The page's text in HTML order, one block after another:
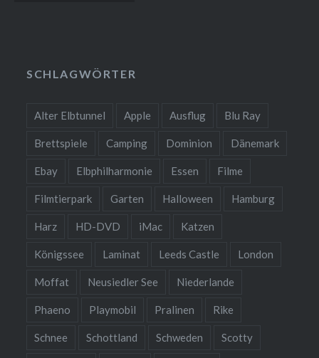
SCHLAGWÖRTER
Alter Elbtunnel Apple Ausflug Blu Ray
Brettspiele Camping Dominion Dänemark
Ebay Elbphilharmonie Essen Filme
Filmtierpark Garten Halloween Hamburg
Harz HD-DVD iMac Katzen
Königssee Laminat Leeds Castle London
Moffat Neusiedler See Niederlande
Phaeno Playmobil Pralinen Rike
Schnee Schottland Schweden Scotty